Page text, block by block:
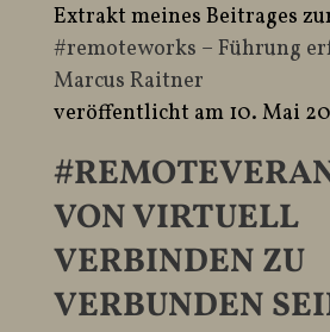
Extrakt meines Beitrages
#remoteworks – Führung
Marcus Raitner
veröffentlicht am 10. Mai
VON VIRTUELL
VERBINDEN ZU
VERBUNDEN